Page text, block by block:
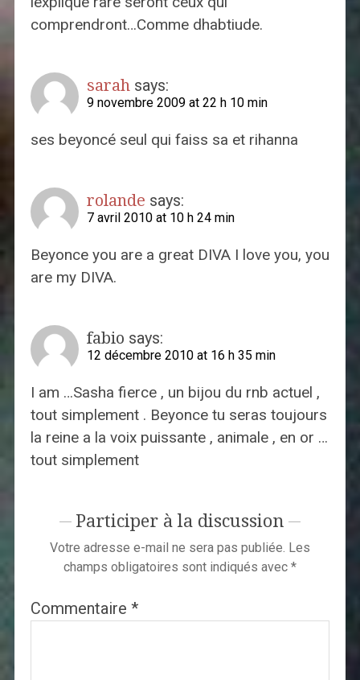
comprendront…Comme dhabtiude.
sarah says:
9 novembre 2009 at 22 h 10 min
ses beyoncé seul qui faiss sa et rihanna
rolande says:
7 avril 2010 at 10 h 24 min
Beyonce you are a great DIVA I love you, you
are my DIVA.
fabio says:
12 décembre 2010 at 16 h 35 min
I am …Sasha fierce , un bijou du rnb actuel ,
tout simplement . Beyonce tu seras toujours
la reine a la voix puissante , animale , en or …
tout simplement
Participer à la discussion
Votre adresse e-mail ne sera pas publiée. Les
champs obligatoires sont indiqués avec *
Commentaire *